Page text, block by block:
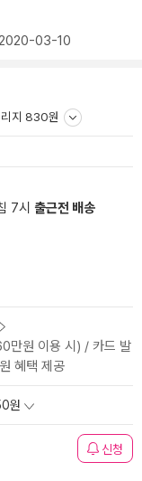
03-10
지 830원
7시 출근전 배송
만원 이용 시) / 카드 발
혜택 제공
원
신청